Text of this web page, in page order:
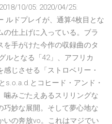
10/05: 2020/04/25:
ルドプレイが、通算4枚目とな
の仕上げに入っている。ブラ
手がけた今作の収録曲のタ
ルとなる「42」、アフリカ
じさせる「ストロベリー・
s.o.a.d.とコヒード・アンド・
噛みごたえあるスリリングな
巧妙な展開。そして夢心地な
いの奔放vo。これはマジでい